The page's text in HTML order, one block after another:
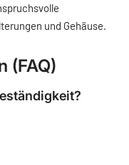
und Gehäuse.
(FAQ)